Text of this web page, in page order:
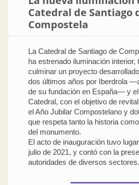
Catedral de Santiago
Compostela
La Catedral de Santiago de
ha estrenado iluminación interior,
culminar un proyecto
dos últimos años por Iberdrola
de su fundación en España— y
Catedral, con el objetivo de
el Año Jubilar Compostelano y
que respeta tanto la historia
del monumento.
El acto de inauguración tuvo
julio de 2021, y contó con la
autoridades de diversos sectores.